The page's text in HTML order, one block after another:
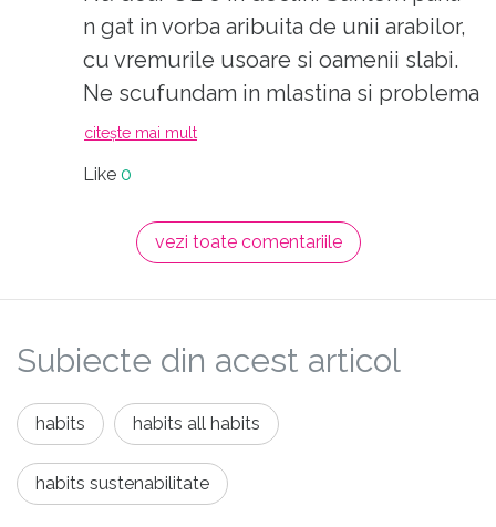
n gat in vorba aribuita de unii arabilor,
cu vremurile usoare si oamenii slabi.
Ne scufundam in mlastina si problema
noastra majora este ca ne murdarim
corespunzator problemele reale.
citește mai mult
Like 0
vezi toate comentariile
Subiecte din acest articol
habits habits all habits
habits sustenabilitate